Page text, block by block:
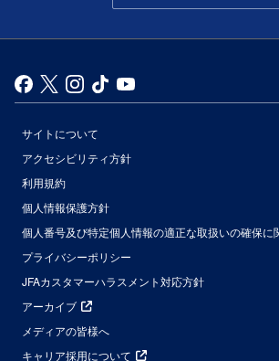
サイトについて
アクセシビリティ方針
利用規約
個人情報保護方針
個人番号及び特定個人情報の適正な取扱いの確保に
プライバシーポリシー
JFAカスタマーハラスメント対応方針
アーカイブ
メディアの皆様へ
キャリア採用について